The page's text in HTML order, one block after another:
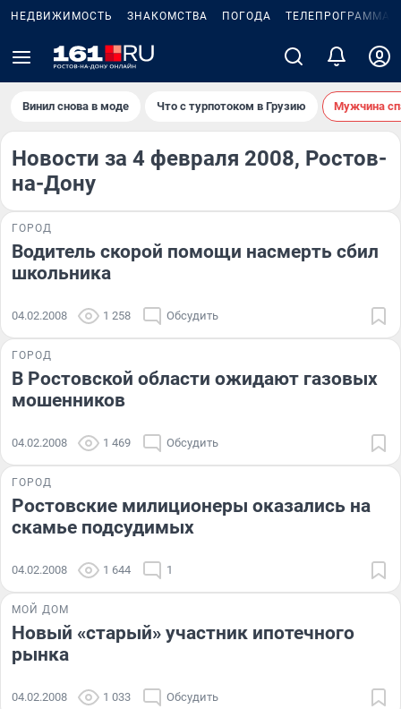
НЕДВИЖИМОСТЬ ЗНАКОМСТВА ПОГОДА ТЕЛЕПРОГРАММА
Винил снова в моде Что с турпотоком в Грузию Мужчина
Новости за 4 февраля 2008, Ростов-
на-Дону
ГОРОД
Водитель скорой помощи насмерть сбил
школьника
04.02.2008 1 258 Обсудить
ГОРОД
В Ростовской области ожидают газовых
мошенников
04.02.2008 1 469 Обсудить
ГОРОД
Ростовские милиционеры оказались на
скамье подсудимых
04.02.2008 1 644 1
МОЙ ДОМ
Новый «старый» участник ипотечного
рынка
04.02.2008 1 033 Обсудить